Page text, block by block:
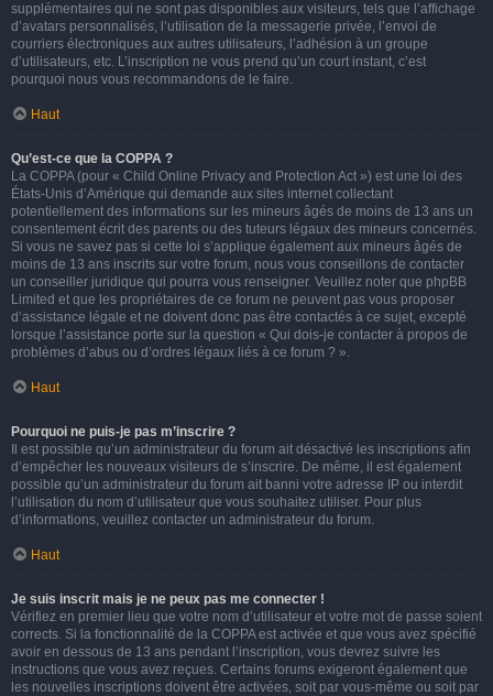
supplémentaires qui ne sont pas disponibles aux visiteurs, tels que l’affichage
d’avatars personnalisés, l’utilisation de la messagerie privée, l’envoi de
courriers électroniques aux autres utilisateurs, l’adhésion à un groupe
d’utilisateurs, etc. L’inscription ne vous prend qu’un court instant, c’est
pourquoi nous vous recommandons de le faire.
Haut
Qu’est-ce que la COPPA ?
La COPPA (pour « Child Online Privacy and Protection Act ») est une loi des
États-Unis d’Amérique qui demande aux sites internet collectant
potentiellement des informations sur les mineurs âgés de moins de 13 ans un
consentement écrit des parents ou des tuteurs légaux des mineurs concernés.
Si vous ne savez pas si cette loi s’applique également aux mineurs âgés de
moins de 13 ans inscrits sur votre forum, nous vous conseillons de contacter
un conseiller juridique qui pourra vous renseigner. Veuillez noter que phpBB
Limited et que les propriétaires de ce forum ne peuvent pas vous proposer
d’assistance légale et ne doivent donc pas être contactés à ce sujet, excepté
lorsque l’assistance porte sur la question « Qui dois-je contacter à propos de
problèmes d’abus ou d’ordres légaux liés à ce forum ? ».
Haut
Pourquoi ne puis-je pas m’inscrire ?
Il est possible qu’un administrateur du forum ait désactivé les inscriptions afin
d’empêcher les nouveaux visiteurs de s’inscrire. De même, il est également
possible qu’un administrateur du forum ait banni votre adresse IP ou interdit
l’utilisation du nom d’utilisateur que vous souhaitez utiliser. Pour plus
d’informations, veuillez contacter un administrateur du forum.
Haut
Je suis inscrit mais je ne peux pas me connecter !
Vérifiez en premier lieu que votre nom d’utilisateur et votre mot de passe soient
corrects. Si la fonctionnalité de la COPPA est activée et que vous avez spécifié
avoir en dessous de 13 ans pendant l’inscription, vous devrez suivre les
instructions que vous avez reçues. Certains forums exigeront également que
les nouvelles inscriptions doivent être activées, soit par vous-même ou soit par